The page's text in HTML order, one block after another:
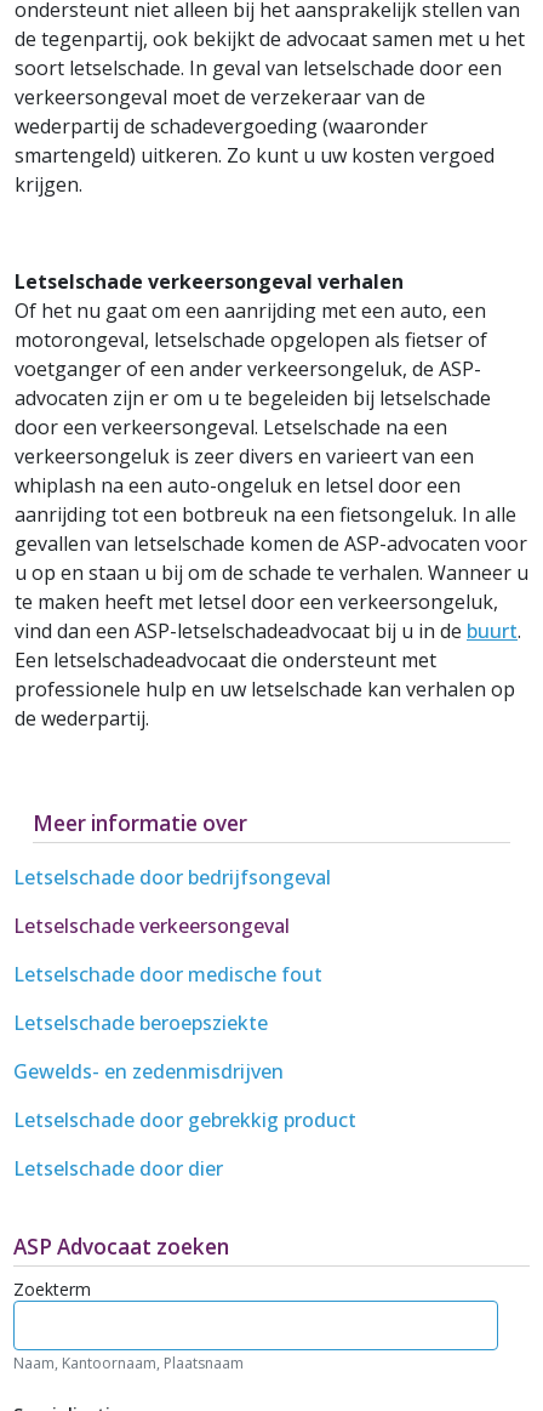
ondersteunt niet alleen bij het aansprakelijk stellen van
de tegenpartij, ook bekijkt de advocaat samen met u het
soort letselschade. In geval van letselschade door een
verkeersongeval moet de verzekeraar van de
wederpartij de schadevergoeding (waaronder
smartengeld) uitkeren. Zo kunt u uw kosten vergoed
krijgen.
Letselschade verkeersongeval verhalen
Of het nu gaat om een aanrijding met een auto, een
motorongeval, letselschade opgelopen als fietser of
voetganger of een ander verkeersongeluk, de ASP-
advocaten zijn er om u te begeleiden bij letselschade
door een verkeersongeval. Letselschade na een
verkeersongeluk is zeer divers en varieert van een
whiplash na een auto-ongeluk en letsel door een
aanrijding tot een botbreuk na een fietsongeluk. In alle
gevallen van letselschade komen de ASP-advocaten voor
u op en staan u bij om de schade te verhalen. Wanneer u
te maken heeft met letsel door een verkeersongeluk,
vind dan een ASP-letselschadeadvocaat bij u in de buurt.
Een letselschadeadvocaat die ondersteunt met
professionele hulp en uw letselschade kan verhalen op
de wederpartij.
Meer informatie over
Letselschade door bedrijfsongeval
Letselschade verkeersongeval
Letselschade door medische fout
Letselschade beroepsziekte
Gewelds- en zedenmisdrijven
Letselschade door gebrekkig product
Letselschade door dier
ASP Advocaat zoeken
Zoekterm
Naam, Kantoornaam, Plaatsnaam